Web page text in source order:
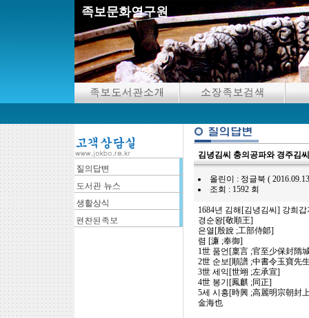
족보문화연구원
김녕김씨 충의공파와 경주김
올린이 : 정글북 (
조회 : 1592 회
1684년 김해[김녕김씨] 강희
경순왕[敬順王]
은열[殷說 ;工部侍郞]
렴 [濂 ;奉御]
1世 품언[稟言 ;官至少保封隋
2世 순보[順譜 ;中書令玉寶先
3世 세익[世翊 ;左承宣]
4世 봉기[鳳麒 ;同正]
5세 시흥[時興 ;高麗明宗朝封
金海也